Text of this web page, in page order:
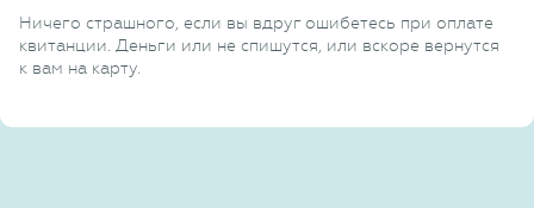
Ничего страшного, если вы вдруг ошибетесь при оплате
квитанции. Деньги или не спишутся, или вскоре вернутся
к вам на карту.